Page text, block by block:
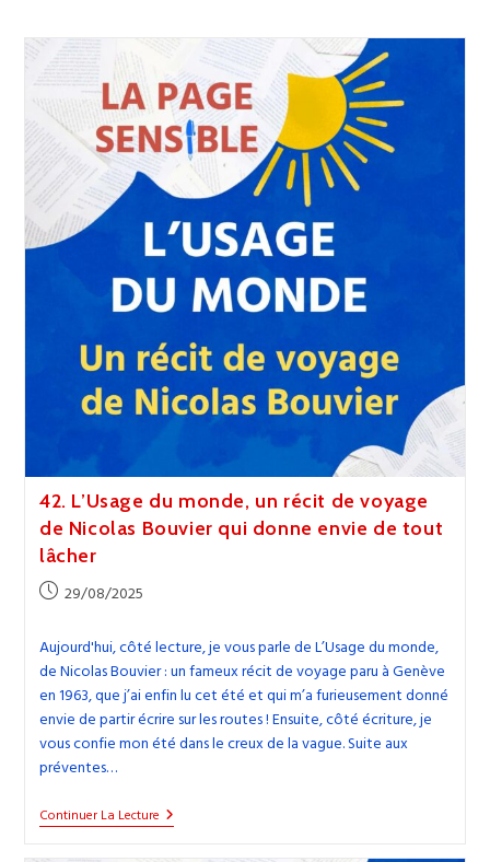
42. L’Usage du monde, un récit de voyage
de Nicolas Bouvier qui donne envie de tout
lâcher
Publication
29/08/2025
Aujourd'hui, côté lecture, je vous parle de L’Usage du monde,
de Nicolas Bouvier : un fameux récit de voyage paru à Genève
en 1963, que j’ai enfin lu cet été et qui m’a furieusement donné
envie de partir écrire sur les routes ! Ensuite, côté écriture, je
vous confie mon été dans le creux de la vague. Suite aux
préventes…
Continuer La Lecture42.
L’Usage